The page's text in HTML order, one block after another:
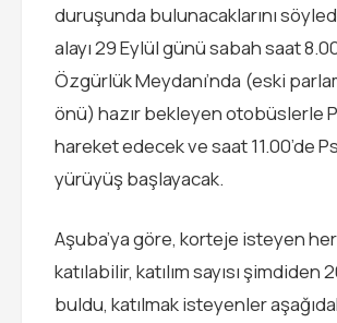
duruşunda bulunacaklarını
alayı 29 Eylül günü sabah saat
Özgürlük Meydanı’nda (eski
önü) hazır bekleyen otobüslerle
hareket edecek ve saat 11.00’de
yürüyüş başlayacak.
Aşuba’ya göre, korteje isteyen
katılabilir, katılım sayısı şimdiden
buldu, katılmak isteyenler